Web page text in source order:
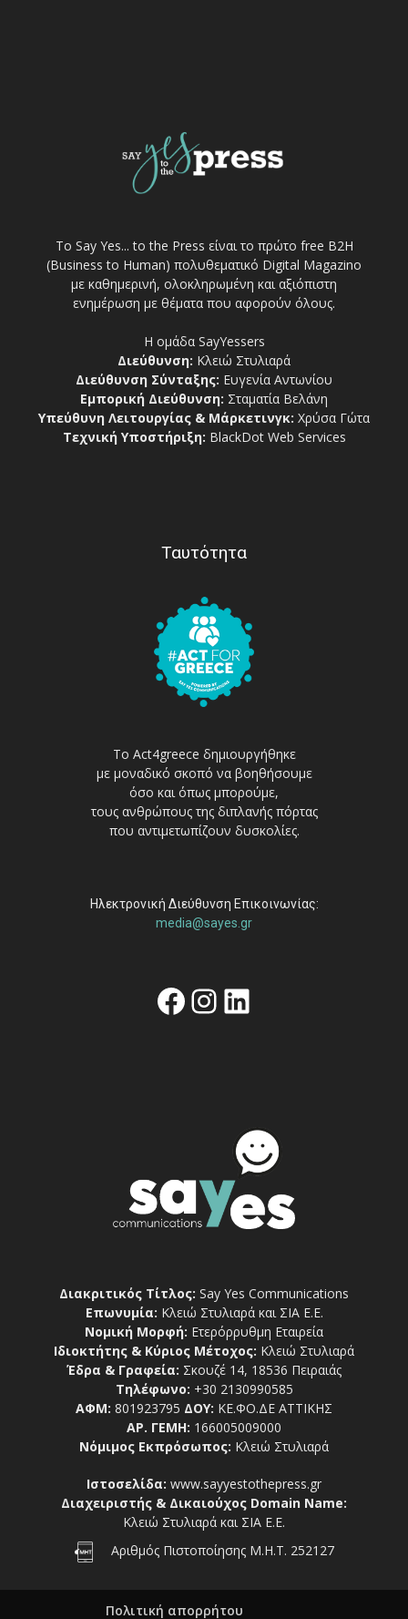
Το Say Yes... to the Press είναι το πρώτο free Β2Η
(Business to Human) πολυθεματικό Digital Magazino
με καθημερινή, ολοκληρωμένη και αξιόπιστη
ενημέρωση με θέματα που αφορούν όλους.
Η ομάδα SayYessers
Διεύθυνση: Κλειώ Στυλιαρά
Διεύθυνση Σύνταξης: Ευγενία Αντωνίου
Εμπορική Διεύθυνση: Σταματία Βελάνη
Υπεύθυνη Λειτουργίας & Μάρκετινγκ: Χρύσα Γώτα
Τεχνική Υποστήριξη: BlackDot Web Services
Ταυτότητα
Το Act4greece δημιουργήθηκε
με μοναδικό σκοπό να βοηθήσουμε
όσο και όπως μπορούμε,
τους ανθρώπους της διπλανής πόρτας
που αντιμετωπίζουν δυσκολίες.
Ηλεκτρονική Διεύθυνση Επικοινωνίας:
media@sayes.gr
Facebook
Instagram
Linkedin
Διακριτικός Τίτλος: Say Yes Communications
Επωνυμία: Κλειώ Στυλιαρά και ΣΙΑ Ε.Ε.
Νομική Μορφή: Ετερόρρυθμη Εταιρεία
Ιδιοκτήτης & Κύριος Μέτοχος: Κλειώ Στυλιαρά
Έδρα & Γραφεία: Σκουζέ 14, 18536 Πειραιάς
Τηλέφωνο: +30 2130990585
ΑΦΜ: 801923795 ΔΟΥ: ΚΕ.ΦΟ.ΔΕ ΑΤΤΙΚΗΣ
ΑΡ. ΓΕΜΗ: 166005009000
Νόμιμος Εκπρόσωπος: Κλειώ Στυλιαρά
Ιστοσελίδα: www.sayyestothepress.gr
Διαχειριστής & Δικαιούχος Domain Name:
Κλειώ Στυλιαρά και ΣΙΑ Ε.Ε.
Αριθμός Πιστοποίησης Μ.Η.Τ. 252127
Πολιτική απορρήτου